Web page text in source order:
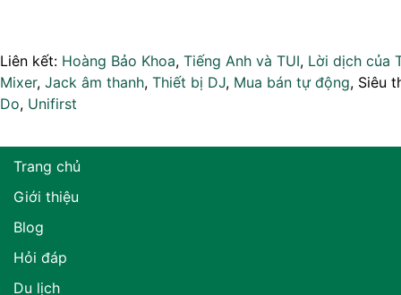
Liên kết: Hoàng Bảo Khoa, Tiếng Anh và TUI, Lời dịch của
Mixer, Jack âm thanh, Thiết bị DJ, Mua bán tự động, Siêu
Do, Unifirst
Trang chủ
Giới thiệu
Blog
Hỏi đáp
Du lịch